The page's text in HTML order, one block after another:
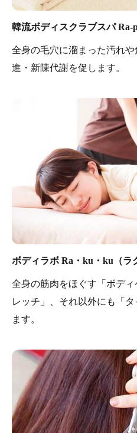
韓流ボディスクラブスパ Ra-
全身の毛穴に溜まった汚れ
進・新陳代謝を促します。
ボディラボ Ra・ku・ku（ラ
全身の筋肉をほぐす「ボデ
レッチ」、それ以外にも「
ます。